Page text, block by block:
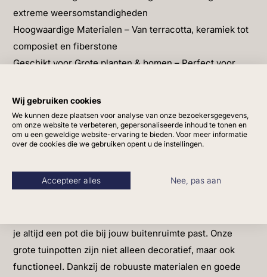
extreme weersomstandigheden
Hoogwaardige Materialen – Van terracotta, keramiek tot
composiet en fiberstone
Geschikt voor Grote planten & bomen – Perfect voor
Exclusief Design – Unieke potten die een statement
maken in jouw tuin
Grote bloempotten voor buiten in
verschillende stijlen
je altijd een pot die bij jouw buitenruimte past. Onze
grote tuinpotten zijn niet alleen decoratief, maar ook
functioneel. Dankzij de robuuste materialen en goede
Wij gebruiken cookies
We kunnen deze plaatsen voor analyse van onze bezoekersgegevens,
om onze website te verbeteren, gepersonaliseerde inhoud te tonen en
om u een geweldige website-ervaring te bieden. Voor meer informatie
over de cookies die we gebruiken opent u de instellingen.
Accepteer alles Nee, pas aan